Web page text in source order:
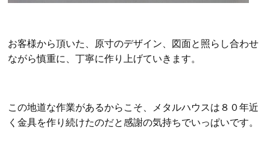
お客様から頂いた、原寸のデザイン、図面と照らし合わせ
ながら慎重に、丁寧に作り上げていきます。
この地道な作業があるからこそ、メタルハウスは８０年近
く金具を作り続けたのだと感謝の気持ちでいっぱいです。